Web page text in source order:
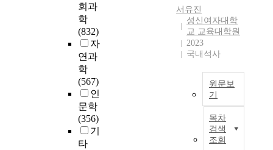
회과
학
(832)
자
연과
학
(567)
인
문학
(356)
기
타
서유진
성신여자대학
교 교육대학원
2023
국내석사
원문보
기
목차
검색
조회